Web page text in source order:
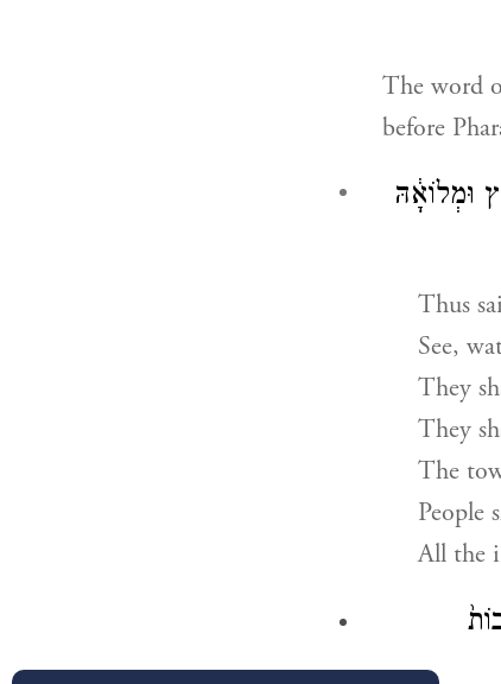
The word
before
וּמְלוֹאָ֔הּ
Thus
See,
They
They
The
People
All the